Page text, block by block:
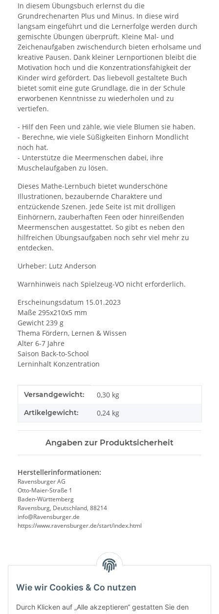
Wie wir Cookies & Co nutzen
Durch Klicken auf „Alle akzeptieren“ gestatten Sie den
In diesem Übungsbuch erlernst du die
Grundrechenarten Plus und Minus. In diese wird
langsam eingeführt und die Lernerfolge werden durch
gemischte Übungen überprüft. Kleine Mal- und
Zeichenaufgaben zwischendurch bieten erholsame und
kreative Pausen. Dank kleiner Lernportionen bleibt die
Motivation hoch und die Konzentrationsfähigkeit der
Kinder wird gefördert. Das liebevoll gestaltete Buch
bietet somit eine gute Grundlage, die in der Schule
erworbenen Kenntnisse zu wiederholen und zu
vertiefen.
- Hilf den Feen und zähle, wie viele Blumen sie haben.
- Berechne, wie viele Süßigkeiten Einhorn Mondlicht
noch hat.
- Unterstütze die Meermenschen dabei, ihre
Muschelaufgaben zu lösen.
Dieses Mathe-Lernbuch bietet wunderschöne
Illustrationen, bezaubernde Charaktere und
entzückende Szenen. Jede Seite ist mit drolligen
Einhörnern, zauberhaften Feen oder hinreißenden
Meermenschen ausgestattet. So gibt es neben den
hilfreichen Übungsaufgaben noch sehr viel mehr zu
entdecken.
Urheber: Lutz Anderson
Warnhinweis nach Spielzeug-VO nicht erforderlich.
Erscheinungsdatum 15.01.2023
Maße 295x210x5 mm
Gewicht 239 g
Thema Fördern, Lernen & Wissen
Alter 6-7 Jahre
Saison Back-to-School
Lerninhalt Konzentration
Produkteigenschaft
Wert
Versandgewicht: 0,30 kg
Artikelgewicht: 0,24 kg
Angaben zur Produktsicherheit
Herstellerinformationen:
Ravensburger AG
Otto-Maier-Straße 1
Baden-Württemberg
Ravensburg, Deutschland, 88214
info@Ravensburger.de
https://www.ravensburger.de/start/index.html
Benachrichtigen, wenn verfügbar